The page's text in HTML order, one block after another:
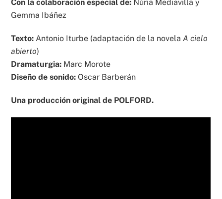
Con la colaboración especial de: Núria Mediavilla y
Gemma Ibáñez
Texto: Antonio Iturbe (adaptación de la novelaA cielo
abierto)
Dramaturgia: Marc Morote
Diseño de sonido: Oscar Barberán
Una producción original de POLFORD.